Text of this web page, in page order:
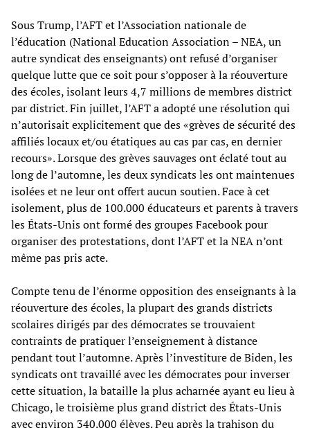
Sous Trump, l’AFT et l’Association nationale de
l’éducation (National Education Association – NEA, un
autre syndicat des enseignants) ont refusé d’organiser
quelque lutte que ce soit pour s’opposer à la réouverture
des écoles, isolant leurs 4,7 millions de membres district
par district. Fin juillet, l’AFT a adopté une résolution qui
n’autorisait explicitement que des «grèves de sécurité des
affiliés locaux et/ou étatiques au cas par cas, en dernier
recours». Lorsque des grèves sauvages ont éclaté tout au
long de l’automne, les deux syndicats les ont maintenues
isolées et ne leur ont offert aucun soutien. Face à cet
isolement, plus de 100.000 éducateurs et parents à travers
les États-Unis ont formé des groupes Facebook pour
organiser des protestations, dont l’AFT et la NEA n’ont
même pas pris acte.
Compte tenu de l’énorme opposition des enseignants à la
réouverture des écoles, la plupart des grands districts
scolaires dirigés par des démocrates se trouvaient
contraints de pratiquer l’enseignement à distance
pendant tout l’automne. Après l’investiture de Biden, les
syndicats ont travaillé avec les démocrates pour inverser
cette situation, la bataille la plus acharnée ayant eu lieu à
Chicago, le troisième plus grand district des États-Unis
avec environ 340.000 élèves. Peu après la trahison du